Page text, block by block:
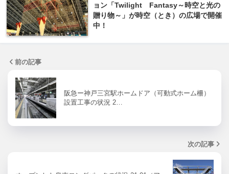
ョン「Twilight Fantasy～時空と光の
贈り物～」が時空（とき）の広場で開催
中！
前の記事
阪急ー神戸三宮駅ホームドア（可動式ホーム柵）
設置工事の状況 2…
次の記事